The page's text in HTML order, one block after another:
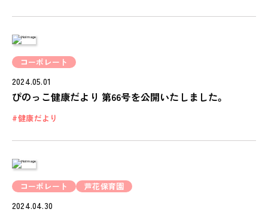
ピノキオハウス
児童発達支援・
保護者様の声
お知らせ
会社概要
COMPANY
コーポレート
2024.05.01
ぴのっこ健康だより 第66号を公開いたしました。
健康だより
コーポレート 芦花保育園
2024.04.30